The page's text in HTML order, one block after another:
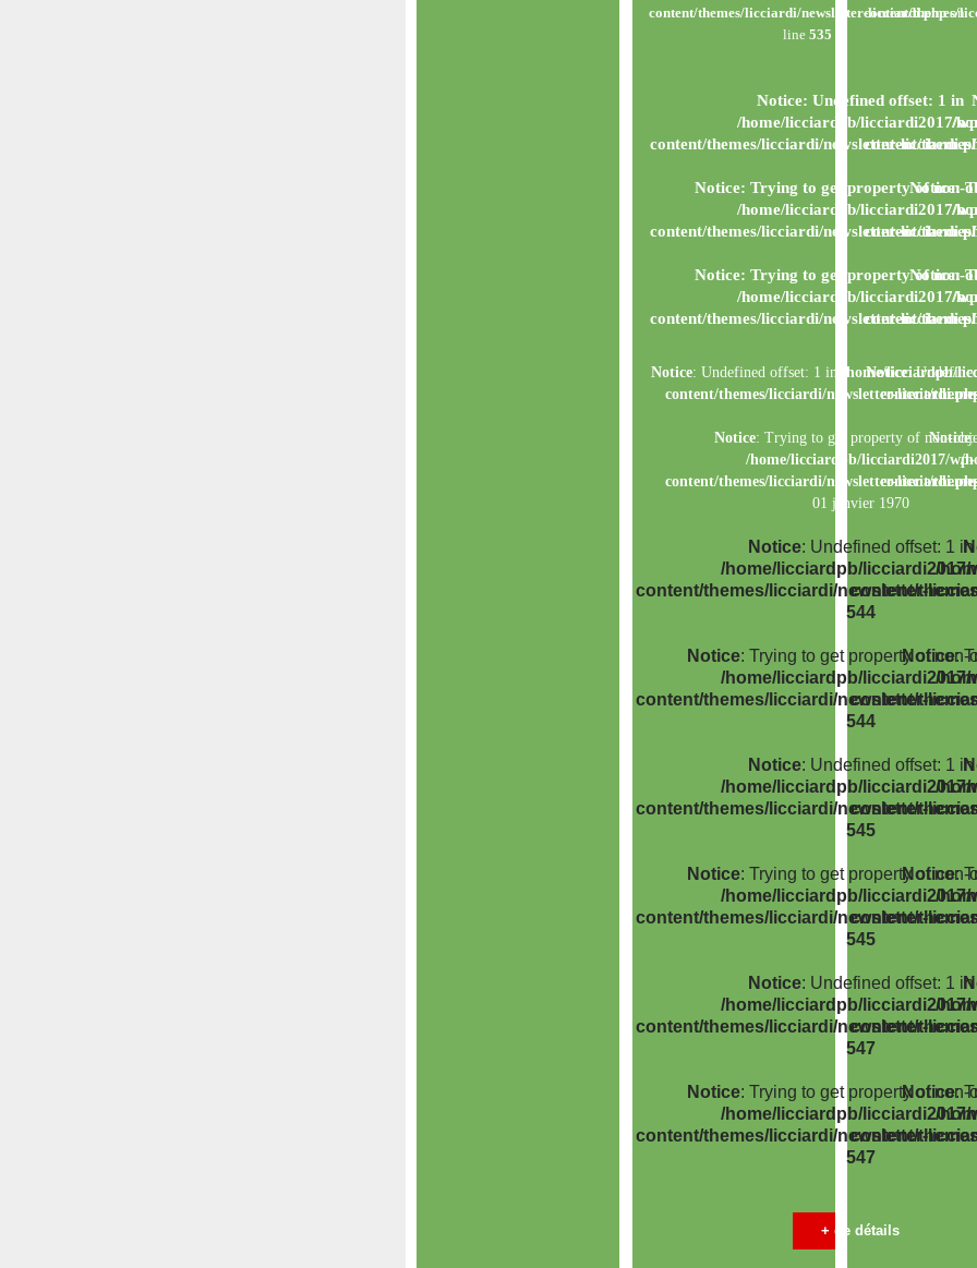
content/themes/licciardi/newsletter-licciardi.phpon
line 535
Notice: Undefined offset: 1 in
/home/licciardpb/licciardi2017/
content/themes/licciardi/newsletter-
Notice: Trying to get property of non-
/home/licciardpb/licciardi2017/
content/themes/licciardi/newsletter-
Notice: Trying to get property of non-
/home/licciardpb/licciardi2017/
content/themes/licciardi/newsletter-
Notice: Undefined offset: 1 in
/home/licciardpb/
content/themes/licciardi/newsletter-
Notice: Trying to get property of non-
/home/licciardpb/licciardi2017/wp-
content/themes/licciardi/newsletter-
01 janvier 1970
Notice: Undefined offset: 1 in
/home/licciardpb/licciardi2017/
content/themes/licciardi/newsletter-
544
Notice: Trying to get property of non-
/home/licciardpb/licciardi2017/
content/themes/licciardi/newsletter-
544
Notice: Undefined offset: 1 in
/home/licciardpb/licciardi2017/
content/themes/licciardi/newsletter-
545
Notice: Trying to get property of non-
/home/licciardpb/licciardi2017/
content/themes/licciardi/newsletter-
545
Notice: Undefined offset: 1 in
/home/licciardpb/licciardi2017/
content/themes/licciardi/newsletter-
547
Notice: Trying to get property of non-
/home/licciardpb/licciardi2017/
content/themes/licciardi/newsletter-
547
+ de détails
content/themes/
/
content/
Notice:
/
content/
Notice:
/
content/
Notice:
content/
Notice:
/
content/
/
content/
Notice:
/
content/
/
content/
Notice:
/
content/
/
content/
Notice:
/
content/